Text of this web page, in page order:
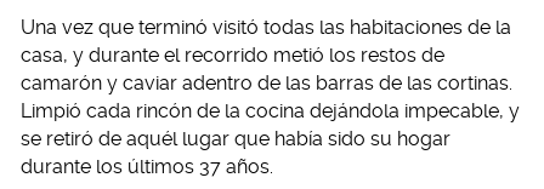
Una vez que terminó visitó todas las habitaciones de la
casa, y durante el recorrido metió los restos de
camarón y caviar adentro de las barras de las cortinas.
Limpió cada rincón de la cocina dejándola impecable, y
se retiró de aquél lugar que había sido su hogar
durante los últimos 37 años.